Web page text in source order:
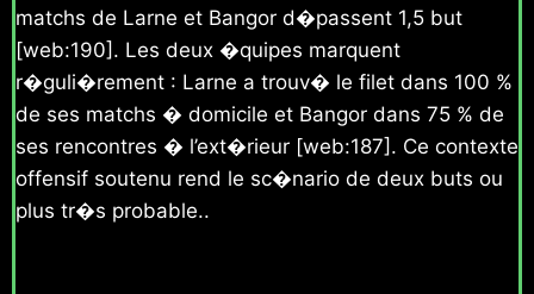
matchs de Larne et Bangor d�passent 1,5 but
[web:190]. Les deux �quipes marquent
r�guli�rement : Larne a trouv� le filet dans 100 %
de ses matchs � domicile et Bangor dans 75 % de
ses rencontres � l’ext�rieur [web:187]. Ce contexte
offensif soutenu rend le sc�nario de deux buts ou
plus tr�s probable..